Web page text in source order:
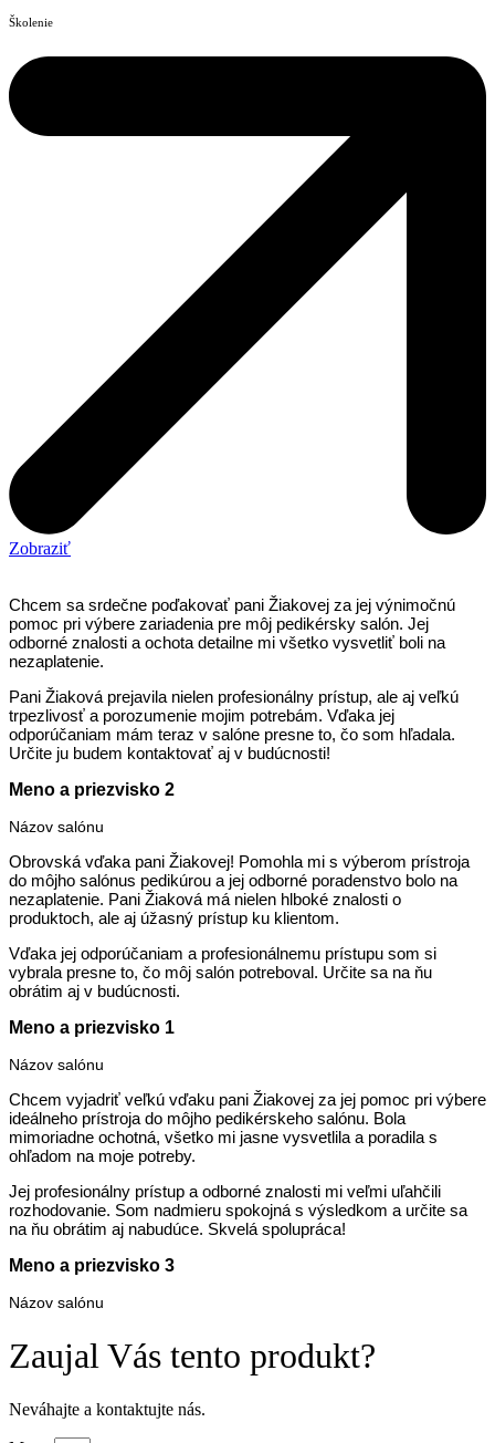
Školenie
Zobraziť
Chcem sa srdečne poďakovať pani Žiakovej za jej výnimočnú
pomoc pri výbere zariadenia pre môj pedikérsky salón. Jej
odborné znalosti a ochota detailne mi všetko vysvetliť boli na
nezaplatenie.
Pani Žiaková prejavila nielen profesionálny prístup, ale aj veľkú
trpezlivosť a porozumenie mojim potrebám. Vďaka jej
odporúčaniam mám teraz v salóne presne to, čo som hľadala.
Určite ju budem kontaktovať aj v budúcnosti!
Meno a priezvisko 2
Názov salónu
Obrovská vďaka pani Žiakovej! Pomohla mi s výberom prístroja
do môjho salónus pedikúrou a jej odborné poradenstvo bolo na
nezaplatenie. Pani Žiaková má nielen hlboké znalosti o
produktoch, ale aj úžasný prístup ku klientom.
Vďaka jej odporúčaniam a profesionálnemu prístupu som si
vybrala presne to, čo môj salón potreboval. Určite sa na ňu
obrátim aj v budúcnosti.
Meno a priezvisko 1
Názov salónu
Chcem vyjadriť veľkú vďaku pani Žiakovej za jej pomoc pri výbere
ideálneho prístroja do môjho pedikérskeho salónu. Bola
mimoriadne ochotná, všetko mi jasne vysvetlila a poradila s
ohľadom na moje potreby.
Jej profesionálny prístup a odborné znalosti mi veľmi uľahčili
rozhodovanie. Som nadmieru spokojná s výsledkom a určite sa
na ňu obrátim aj nabudúce. Skvelá spolupráca!
Meno a priezvisko 3
Názov salónu
Zaujal Vás tento produkt?
Neváhajte a kontaktujte nás.